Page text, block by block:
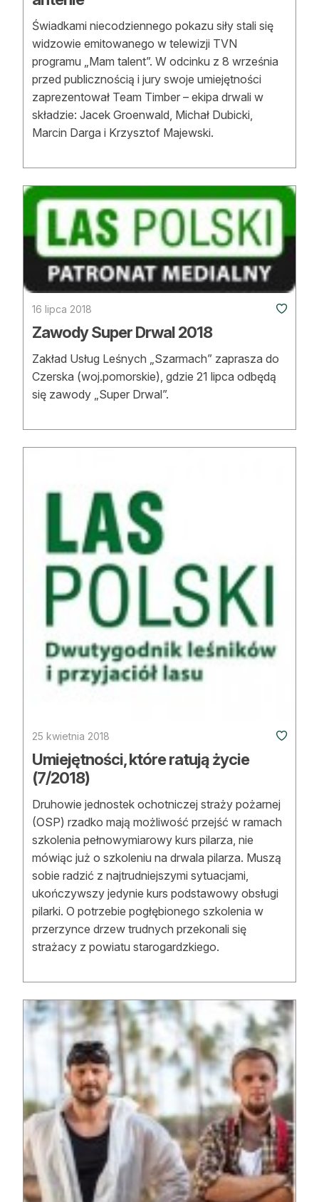
Świadkami niecodziennego pokazu siły stali się
widzowie emitowanego w telewizji TVN
programu „Mam talent”. W odcinku z 8 września
przed publicznością i jury swoje umiejętności
zaprezentował Team Timber – ekipa drwali w
składzie: Jacek Groenwald, Michał Dubicki,
Marcin Darga i Krzysztof Majewski.
16 lipca 2018
Zawody Super Drwal 2018
Zakład Usług Leśnych „Szarmach” zaprasza do
Czerska (woj.pomorskie), gdzie 21 lipca odbędą
się zawody „Super Drwal”.
25 kwietnia 2018
Umiejętności, które ratują życie
(7/2018)
Druhowie jednostek ochotniczej straży pożarnej
(OSP) rzadko mają możliwość przejść w ramach
szkolenia pełnowymiarowy kurs pilarza, nie
mówiąc już o szkoleniu na drwala pilarza. Muszą
sobie radzić z najtrudniejszymi sytuacjami,
ukończywszy jedynie kurs podstawowy obsługi
pilarki. O potrzebie pogłębionego szkolenia w
przerzynce drzew trudnych przekonali się
strażacy z powiatu starogardzkiego.